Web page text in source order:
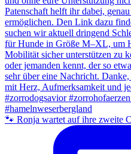
🐾 Ronja wartet auf ihre zweite